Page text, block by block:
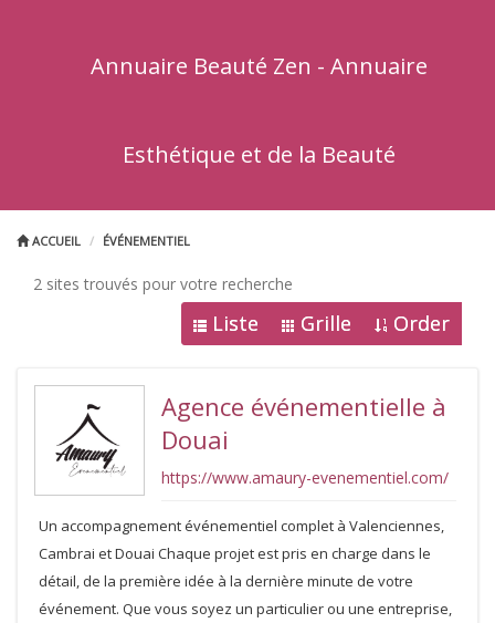
Annuaire Beauté Zen - Annuaire
Esthétique et de la Beauté
ACCUEIL ÉVÉNEMENTIEL
2 sites trouvés pour votre recherche
Liste Grille Order
Agence événementielle à
Douai
https://www.amaury-evenementiel.com/
Un accompagnement événementiel complet à Valenciennes,
Cambrai et Douai Chaque projet est pris en charge dans le
détail, de la première idée à la dernière minute de votre
événement. Que vous soyez un particulier ou une entreprise,